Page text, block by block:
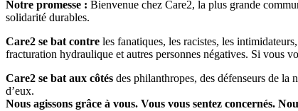
Notre promesse : Bienvenue chez Care2, la plus grande
solidarité durables.
Care2 se bat contre les fanatiques, les racistes, les
fracturation hydraulique et autres personnes négatives. Si vous
Care2 se bat aux côtés des philanthropes, des défenseurs de la
d’eux.
Nous agissons grâce à vous. Vous vous sentez concernés.